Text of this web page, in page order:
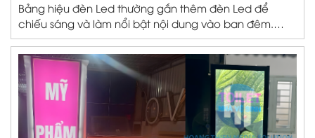
Bảng hiệu đèn Led thường gắn thêm đèn Led để
chiếu sáng và làm nổi bật nội dung vào ban đêm.
Thay vì bảng hiệu được in thông thường thì bảng hiệu
đèn Led có thể phát sáng, chạy chữ, nhấp nháy, hình
ảnh,...